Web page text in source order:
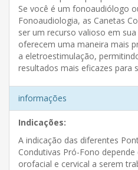
Se você é um fonoaudiólogo
Fonoaudiologia, as Canetas
ser um recurso valioso em sua
oferecem uma maneira mais
a eletroestimulação,
resultados mais eficazes para
informações
Indicações:
A indicação das diferentes
Condutivas Pró-Fono
orofacial e cervical a serem